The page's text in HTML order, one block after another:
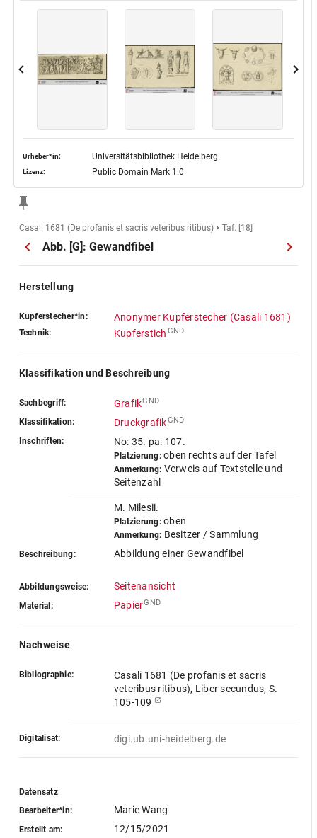
Urheber*in: Universitätsbibliothek Heidelberg
Lizenz: Public Domain Mark 1.0
Casali 1681 (De profanis et sacris veteribus ritibus) Taf. [18]
Abb. [G]: Gewandfibel
Herstellung
Kupferstecher*in: Anonymer Kupferstecher (Casali 1681)
Technik: Kupferstich GND
Klassifikation und Beschreibung
Sachbegriff: GrafikGND
Klassifikation: DruckgrafikGND
Inschriften: No: 35. pa: 107.
Platzierung:oben rechts auf der Tafel
Anmerkung: Verweis auf Textstelle und
Seitenzahl
M. Milesii.
Platzierung:oben
Anmerkung: Besitzer / Sammlung
Beschreibung: Abbildung einer Gewandfibel
Abbildungsweise: Seitenansicht
Material: PapierGND
Nachweise
Bibliographie:
Casali 1681 (De profanis et sacris
veteribus ritibus), Liber secundus, S.
105-109
Digitalisat: digi.ub.uni-heidelberg.de
Datensatz
Bearbeiter*in:
Marie Wang
Erstellt am: 12/15/2021